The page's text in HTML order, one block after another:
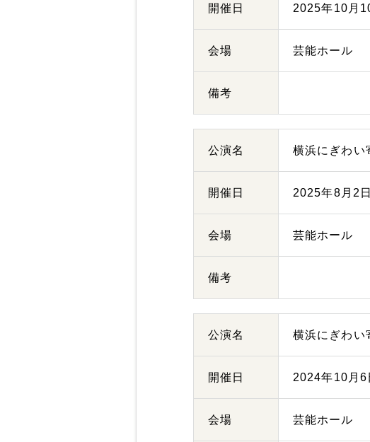
開催日 2025年10月
会場 芸能ホール
備考
公演名 横浜にぎわ
開催日 2025年8月2
会場 芸能ホール
備考
公演名 横浜にぎわ
開催日 2024年10月
会場 芸能ホール